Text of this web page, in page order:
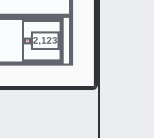
2,123